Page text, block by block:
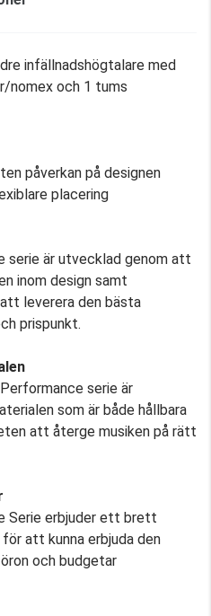
infällnadshögtalare med
nomex och 1 tums
påverkan på designen
placering
serie är utvecklad genom att
inom design samt
leverera den bästa
prispunkt.
serie är
som är både hållbara
att återge musiken på rätt
Serie erbjuder ett brett
att kunna erbjuda den
och budgetar